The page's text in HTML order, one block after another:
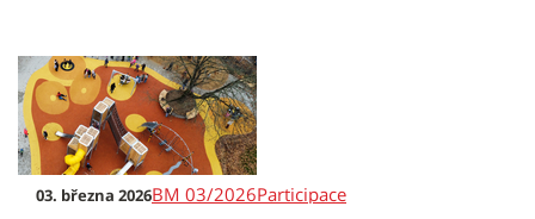
03. března 2026BM 03/2026Participace